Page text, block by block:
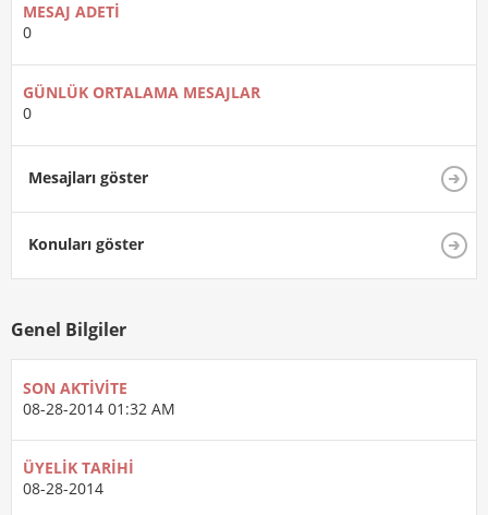
MESAJ ADETI
0
GÜNLÜK ORTALAMA MESAJLAR
0
Mesajları göster
Konuları göster
Genel Bilgiler
SON AKTIVITE
08-28-2014 01:32 AM
ÜYELIK TARIHI
08-28-2014